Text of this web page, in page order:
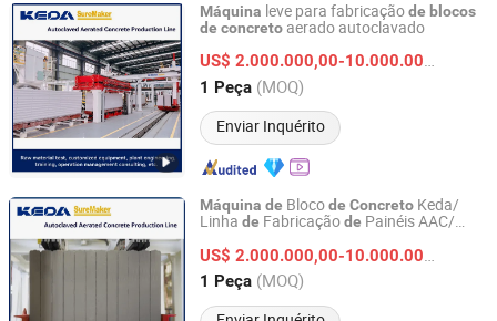
Máquina leve para fabricaçãode blocos
de concreto aerado autoclavado
US$ 2.000.000,00-10.000.000,00
1 Peça (MOQ)
Enviar Inquérito
Anhui KEDA Industrial Co., Ltd.
Anhui, China Desde 2017
Máquina de Blocode Concreto Keda/
Linha de Fabricaçãode Painéis AAC/
1 Peça (MOQ)
Anhui KEDA Industrial Co., Ltd.
Desde 2017